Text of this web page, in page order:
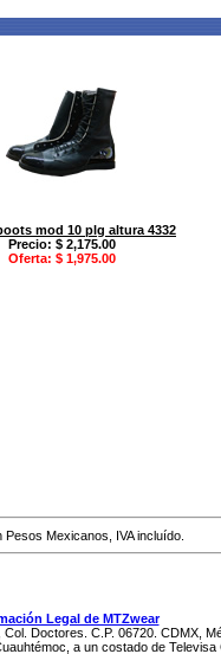
mod 10 plg altura 4332
Precio: $ 2,175.00
Oferta: $ 1,975.00
Pesos Mexicanos, IVA incluído.
Legal de MTZwear
Col. Doctores. C.P. 06720. CDMX,
a un costado de Televisa